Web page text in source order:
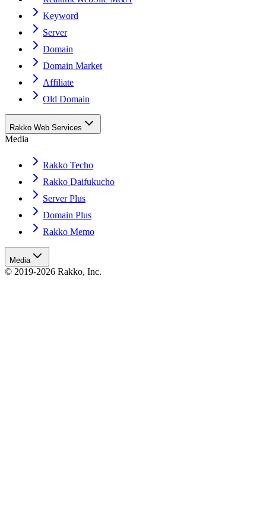
Keyword
Server
Domain
Domain Market
Affiliate
Old Domain
Rakko Web Services
Media
Rakko Techo
Rakko Daifukucho
Server Plus
Domain Plus
Rakko Memo
Media
© 2019-2026 Rakko, Inc.